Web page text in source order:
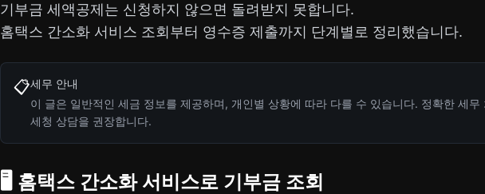
기부금 세액공제는 신청하지 않으면 돌려받지 못합니다.
홈택스 간소화 서비스 조회부터 영수증 제출까지 단계별로 정리했습니다.
📋세무 안내
이 글은 일반적인 세금 정보를 제공하며, 개인별 상황에 따라 다를 수 있습니다. 정확한 세무
세청 상담을 권장합니다.
🖥️ 홈택스 간소화 서비스로 기부금 조회